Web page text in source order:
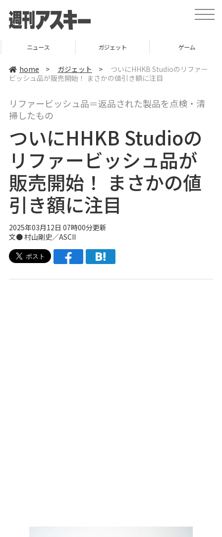
t
o
v
t
i
ニュース ガジェット ゲーム
home > ガジェット >
ついにHHKB Studioのリファー
ビッシュ品が販売開始！ まさかの値引き額に注目
リファービッシュ品＝返品された製品を点検・清
掃したもの
ついにHHKB Studioの
リファービッシュ品が
販売開始！ まさかの値
引き額に注目
2025年03月12日 07時00分更新
文● 村山剛史／ASCII